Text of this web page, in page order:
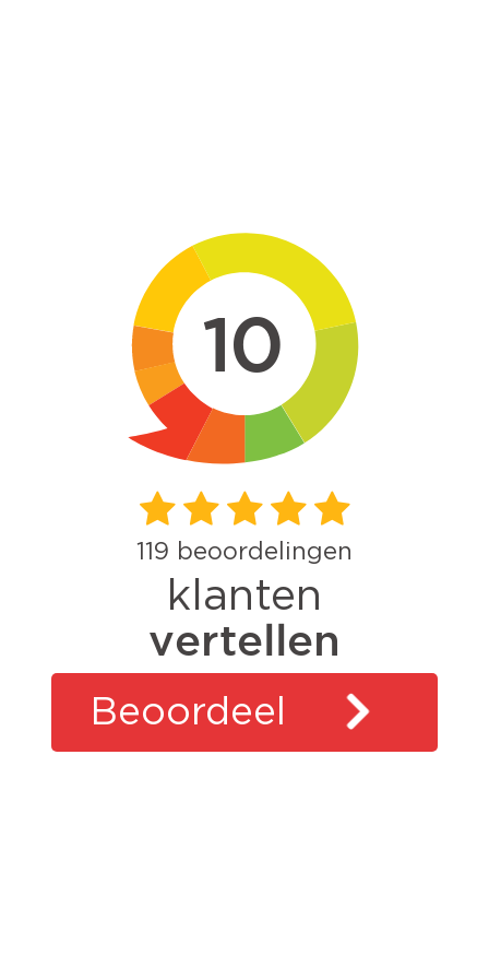
10
119 beoordelingen
klanten
vertellen
Beoordeel